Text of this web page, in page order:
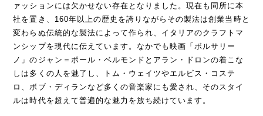
ァッションには欠かせない存在となりました。現在も同所に本
社を置き、160年以上の歴史を誇りながらその製法は創業当時と
変わらぬ伝統的な製法によって作られ、イタリアのクラフトマ
ンシップを現代に伝えています。なかでも映画「ボルサリー
ノ」のジャン＝ポール・ベルモンドとアラン・ドロンの着こな
しは多くの人を魅了し、トム・ウェイツやエルビス・コステ
ロ、ボブ・ディランなど多くの音楽家にも愛され、そのスタイ
ルは時代を超えて普遍的な魅力を放ち続けています。